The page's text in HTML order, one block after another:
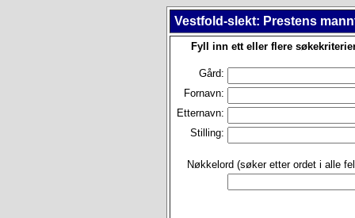
Vestfold-slekt: Prestens
Fyll inn ett eller flere
Gård:
Fornavn:
Etternavn:
Stilling:
Nøkkelord (søker etter ordet i alle